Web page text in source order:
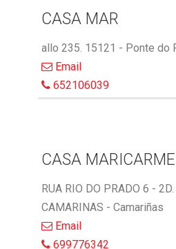
CASA MAR
allo 235. 15121 - Ponte do
Email
652106039
CASA
RUA RIO DO PRADO 6 -
CAMARINAS - Camariñas
Email
699776342